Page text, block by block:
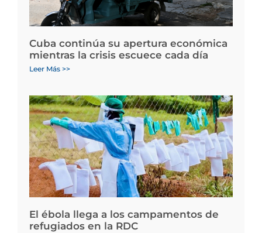
Cuba continúa su apertura económica
mientras la crisis escuece cada día
Leer Más >>
El ébola llega a los campamentos de
refugiados en la RDC